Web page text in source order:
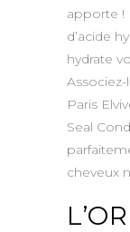
apporte !
d’acide
hydrate
Associez-
Paris
Seal
cheveux